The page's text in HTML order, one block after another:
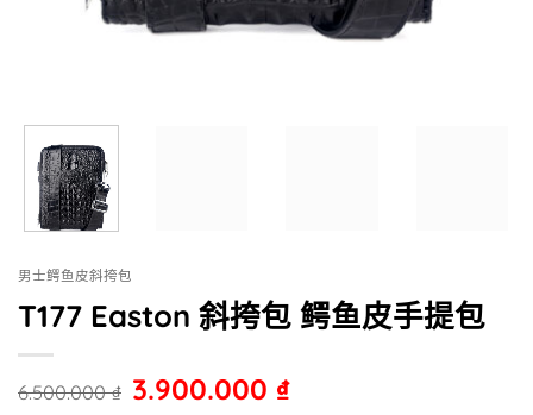
男士鳄鱼皮斜挎包
T177 Easton 斜挎包 鳄鱼皮手提包
6.500.000₫ 3.900.000 ₫